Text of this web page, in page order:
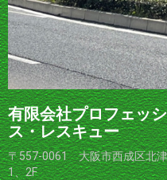
有限会社プロフェッ
ス・レスキュー
〒557-0061 大阪市西成区北
1、2F